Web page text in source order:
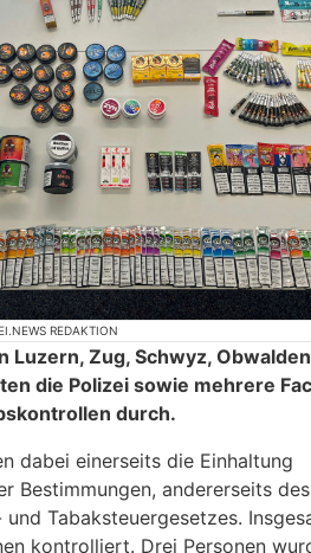
REDAKTION
Luzern, Zug, Schwyz,
die Polizei sowie mehrere
durch.
dabei einerseits die Einhaltung
Bestimmungen, andererseits des
Tabaksteuergesetzes.
kontrolliert. Drei Personen